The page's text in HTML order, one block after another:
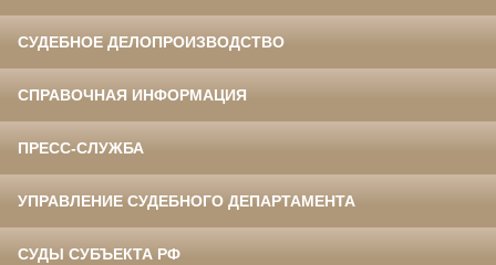
СУДЕБНОЕ ДЕЛОПРОИЗВОДСТВО
СПРАВОЧНАЯ ИНФОРМАЦИЯ
ПРЕСС-СЛУЖБА
УПРАВЛЕНИЕ СУДЕБНОГО ДЕПАРТАМЕНТА
СУДЫ СУБЪЕКТА РФ